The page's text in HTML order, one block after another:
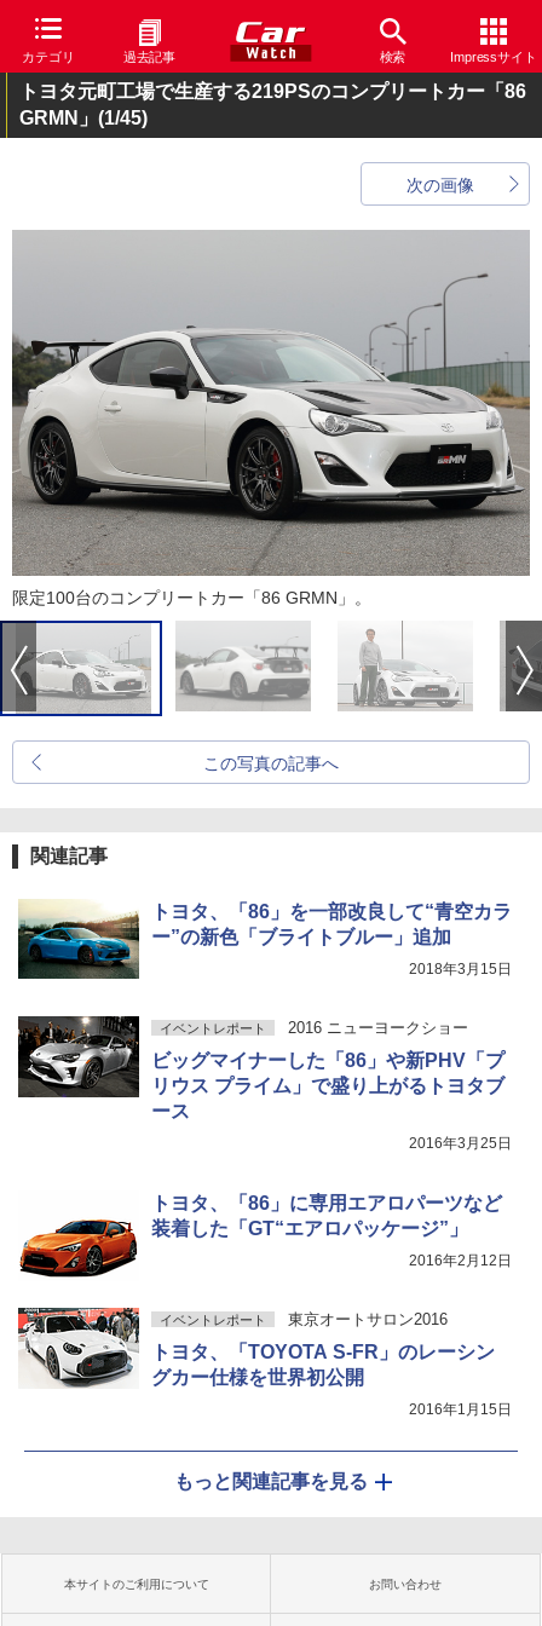
カテゴリ 過去記事 検索 Impressサイト
トヨタ元町工場で生産する219PSのコンプリートカー「86
GRMN」 (1/45)
次の画像
限定100台のコンプリートカー「86 GRMN」。
この写真の記事へ
関連記事
トヨタ、「86」を一部改良して“青空カラ
ー”の新色「ブライトブルー」追加
2018年3月15日
イベントレポート 2016 ニューヨークショー
ビッグマイナーした「86」や新PHV「プ
リウス プライム」で盛り上がるトヨタブ
ース
2016年3月25日
トヨタ、「86」に専用エアロパーツなど
装着した「GT“エアロパッケージ”」
2016年2月12日
イベントレポート 東京オートサロン2016
トヨタ、「TOYOTA S-FR」のレーシン
グカー仕様を世界初公開
2016年1月15日
もっと関連記事を見る
本サイトのご利用について お問い合わせ